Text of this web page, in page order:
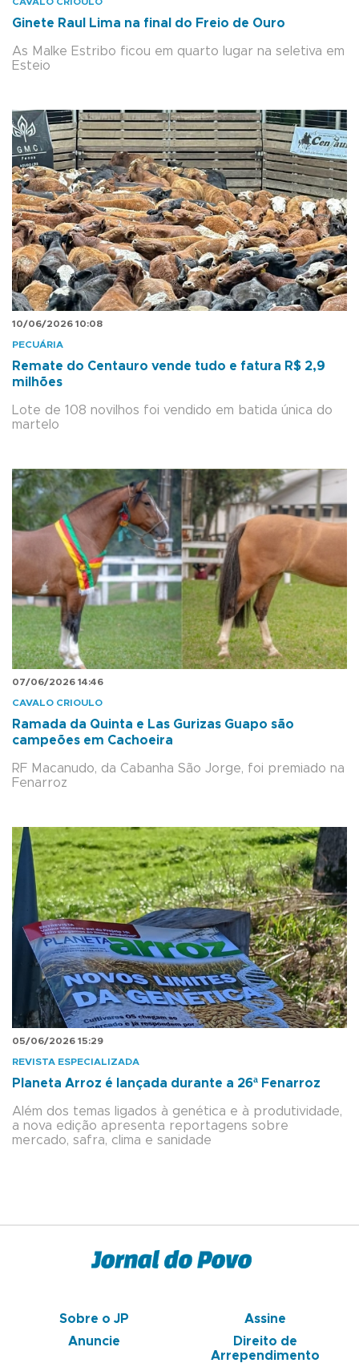
Ginete Raul Lima na final do Freio de Ouro
As Malke Estribo ficou em quarto lugar na seletiva em
Esteio
10/06/2026 10:08
PECUÁRIA
Remate do Centauro vende tudo e fatura R$ 2,9
milhões
Lote de 108 novilhos foi vendido em batida única do
martelo
07/06/2026 14:46
CAVALO CRIOULO
Ramada da Quinta e Las Gurizas Guapo são
campeões em Cachoeira
RF Macanudo, da Cabanha São Jorge, foi premiado na
Fenarroz
05/06/2026 15:29
REVISTA ESPECIALIZADA
Planeta Arroz é lançada durante a 26ª Fenarroz
Além dos temas ligados à genética e à produtividade,
a nova edição apresenta reportagens sobre
mercado, safra, clima e sanidade
Sobre o JP
Assine
Anuncie
Direito de
Arrependimento